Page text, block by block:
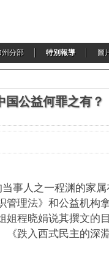
州分部 特別報導 圖
国公益何罪之有？
事人之一程渊的家
管理法》和公益机构
姐程晓娟说其撰文的
《跌入西式民主的深